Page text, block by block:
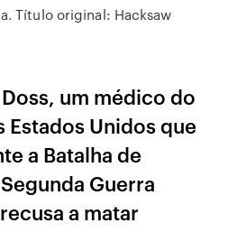
Título original: Hacksaw
um médico do
Unidos que
a Batalha de
Guerra
a matar